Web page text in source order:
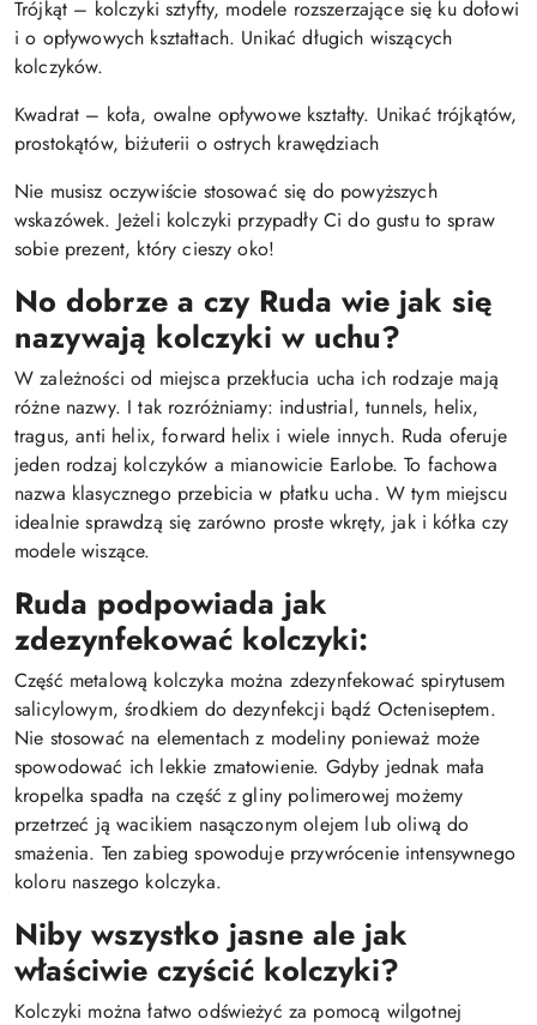
Trójkąt – kolczyki sztyfty, modele rozszerzające się ku dołowi
i o opływowych kształtach. Unikać długich wiszących
kolczyków.
Kwadrat – koła, owalne opływowe kształty. Unikać trójkątów,
prostokątów, biżuterii o ostrych krawędziach
Nie musisz oczywiście stosować się do powyższych
wskazówek. Jeżeli kolczyki przypadły Ci do gustu to spraw
sobie prezent, który cieszy oko!
No dobrze a czy Ruda wie jak się
nazywają kolczyki w uchu?
W zależności od miejsca przekłucia ucha ich rodzaje mają
różne nazwy. I tak rozróżniamy: industrial, tunnels, helix,
tragus, anti helix, forward helix i wiele innych. Ruda oferuje
jeden rodzaj kolczyków a mianowicie Earlobe. To fachowa
nazwa klasycznego przebicia w płatku ucha. W tym miejscu
idealnie sprawdzą się zarówno proste wkręty, jak i kółka czy
modele wiszące.
Ruda podpowiada jak
zdezynfekować kolczyki:
Część metalową kolczyka można zdezynfekować spirytusem
salicylowym, środkiem do dezynfekcji bądź Octeniseptem.
Nie stosować na elementach z modeliny ponieważ może
spowodować ich lekkie zmatowienie. Gdyby jednak mała
kropelka spadła na część z gliny polimerowej możemy
przetrzeć ją wacikiem nasączonym olejem lub oliwą do
smażenia. Ten zabieg spowoduje przywrócenie intensywnego
koloru naszego kolczyka.
Niby wszystko jasne ale jak
właściwie czyścić kolczyki?
Kolczyki można łatwo odświeżyć za pomocą wilgotnej